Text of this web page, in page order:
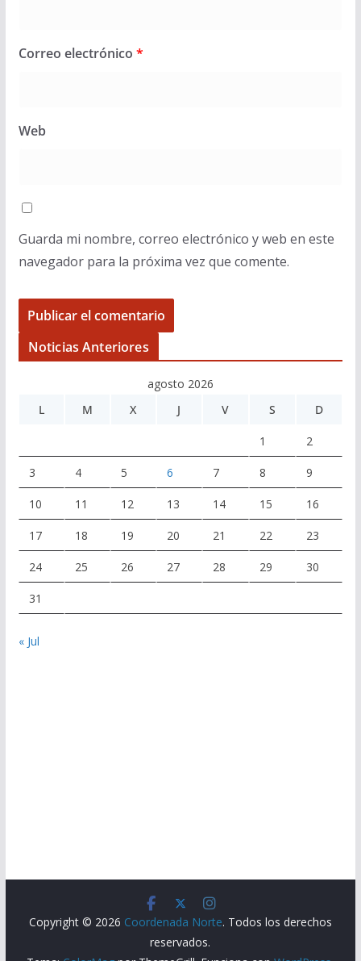
Correo electrónico *
Web
Guarda mi nombre, correo electrónico y web en este
navegador para la próxima vez que comente.
Noticias Anteriores
agosto 2026
L
M X J V S D
1 2
3 4 5 6 7 8 9
10 11 12 13 14 15 16
17 18 19 20 21 22 23
24 25 26 27 28 29 30
31
« Jul
Copyright © 2026 Coordenada Norte. Todos los derechos
reservados.